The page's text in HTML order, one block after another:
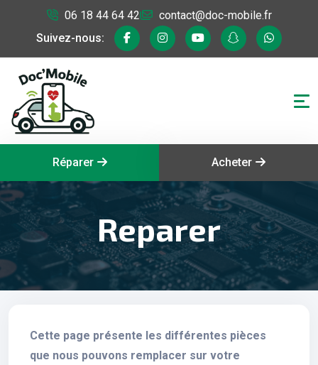
Suivez-nous:
06 18 44 64 42 contact@doc-mobile.fr
Réparer Acheter
Reparer
Cette page présente les différentes pièces
que nous pouvons remplacer sur votre